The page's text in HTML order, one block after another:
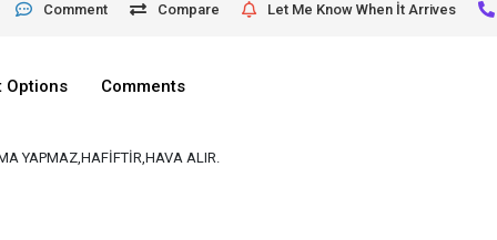
Comment Compare Let Me Know When İt Arrives
Options Comments
YAPMAZ,HAFİFTİR,HAVA ALIR.